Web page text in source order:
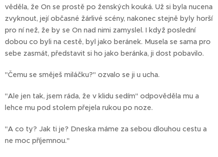
věděla, že On se prostě po ženských kouká. Už si byla nucena
zvyknout, její občasné žárlivé scény, nakonec stejně byly horší
pro ní než, že by se On nad nimi zamyslel. I když poslední
dobou co byli na cestě, byl jako beránek. Musela se sama pro
sebe zasmát, představit si ho jako beránka, ji dost pobavilo.
"Čemu se směješ miláčku?" ozvalo se ji u ucha.
"Ale jen tak, jsem ráda, že v klidu sedím" odpověděla mu a
lehce mu pod stolem přejela rukou po noze.
"A co ty? Jak ti je? Dneska máme za sebou dlouhou cestu a
ne moc příjemnou."